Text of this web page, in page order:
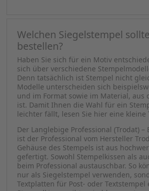
Möchten Sie einen Siegelstempel für
Geburtstags- oder Jubiläumsfeiern,
Ihre/n Namen
Ihre Initialen
Der Veranstaltungsname
Geburtstag“)
Welchen Siegelstempel
bestellen?
Haben Sie sich für ein Motiv
sich über verschiedene